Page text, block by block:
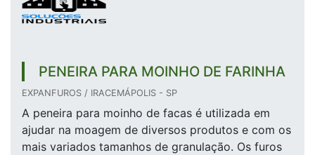
PENEIRA PARA MOINHO DE FARINHA
EXPANFUROS / IRACEMÁPOLIS - SP
A peneira para moinho de facas é utilizada em
ajudar na moagem de diversos produtos e com os
mais variados tamanhos de granulação. Os furos